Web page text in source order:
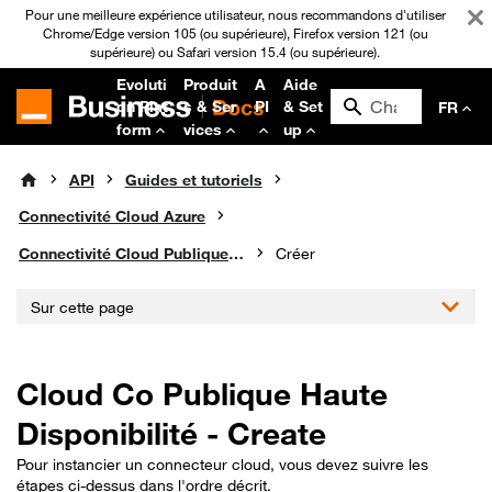
Pour une meilleure expérience utilisateur, nous recommandons d'utiliser
Chrome/Edge version 105 (ou supérieure), Firefox version 121 (ou
supérieure) ou Safari version 15.4 (ou supérieure).
Evoluti
on Plat
form
Produit
s & Ser
vices
A
PI
Aide
& Set
up
FR
API
Guides et tutoriels
Connectivité Cloud Azure
Connectivité Cloud Publique Haute Disponibilité
Créer
Sur cette page
Cloud Co Publique Haute
Disponibilité - Create
Pour instancier un connecteur cloud, vous devez suivre les
étapes ci-dessus dans l'ordre décrit.